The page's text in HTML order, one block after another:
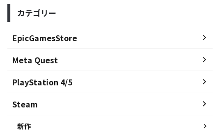
カテゴリー
EpicGamesStore
Meta Quest
PlayStation 4/5
Steam
新作